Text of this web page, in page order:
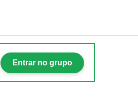
Entrar no grupo